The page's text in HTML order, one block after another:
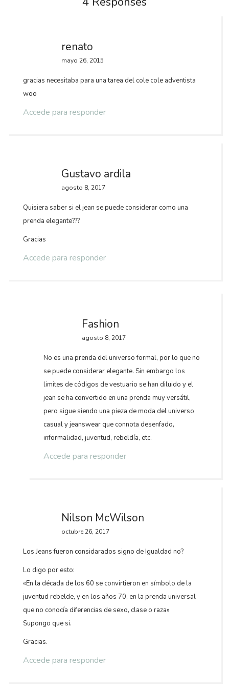
renato
mayo 26, 2015
gracias necesitaba para una tarea del cole cole adventista
woo
Accede para responder
Gustavo ardila
agosto 8, 2017
Quisiera saber si el jean se puede considerar como una
prenda elegante???
Gracias
Accede para responder
Fashion
agosto 8, 2017
No es una prenda del universo formal, por lo que no
se puede considerar elegante. Sin embargo los
limites de códigos de vestuario se han diluido y el
jean se ha convertido en una prenda muy versátil,
pero sigue siendo una pieza de moda del universo
casual y jeanswear que connota desenfado,
informalidad, juventud, rebeldía, etc.
Accede para responder
Nilson McWilson
octubre 26, 2017
Los Jeans fueron considarados signo de Igualdad no?
Lo digo por esto:
«En la década de los 60 se convirtieron en símbolo de la
juventud rebelde, y en los años 70, en la prenda universal
que no conocía diferencias de sexo, clase o raza»
Supongo que si.
Gracias.
Accede para responder